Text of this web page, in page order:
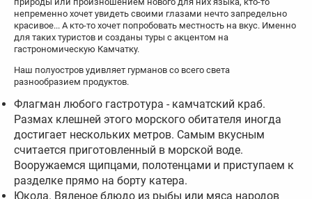
непременно хочет увидеть своими глазами нечто запредельно
красивое... А кто-то хочет попробовать местность на вкус. Именно
для таких туристов и созданы туры с акцентом на
гастрономическую Камчатку.
Наш полуостров удивляет гурманов со всего света
разнообразием продуктов.
Флагман любого гастротура - камчатский краб.
Размах клешней этого морского обитателя иногда
достигает нескольких метров. Самым вкусным
считается приготовленный в морской воде.
Вооружаемся щипцами, полотенцами и приступаем к
разделке прямо на борту катера.
Юкола. Вяленое блюдо из рыбы или мяса народов